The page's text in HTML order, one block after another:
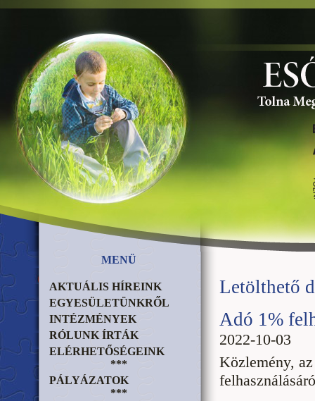
MENÜ
AKTUÁLIS HÍREINK
EGYESÜLETÜNKRŐL
INTÉZMÉNYEK
RÓLUNK ÍRTÁK
ELÉRHETŐSÉGEINK
***
PÁLYÁZATOK
***
Letölthető
Adó 1%
2022-10-03
Közlemény,